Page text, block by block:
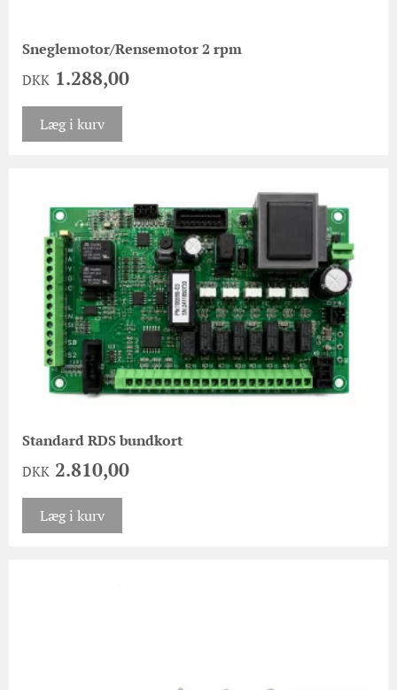
Sneglemotor/Rensemotor 2 rpm
DKK 1.288,00
Læg i kurv
Standard RDS bundkort
DKK 2.810,00
Læg i kurv